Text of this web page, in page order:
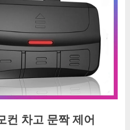
컨 차고 문짝 제어